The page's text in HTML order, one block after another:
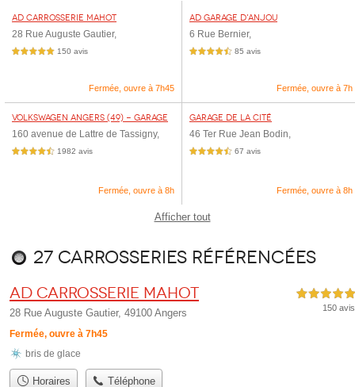
AD Carrosserie MAHOT
28 Rue Auguste Gautier,
5,0 étoiles sur 5 150 avis
Fermée, ouvre à 7h45
AD Garage d'ANJOU
6 Rue Bernier,
4,5 étoiles sur 5 85 avis
Fermée, ouvre à 7h
Volkswagen Angers (49) - Garage
Moderne
160 avenue de Lattre de Tassigny,
4,5 étoiles sur 5 1982 avis
Fermée, ouvre à 8h
Garage de la Cité
46 Ter Rue Jean Bodin,
4,5 étoiles sur 5 67 avis
Fermée, ouvre à 8h
Afficher tout
27 carrosseries référencées
AD Carrosserie MAHOT
28 Rue Auguste Gautier, 49100 Angers
Fermée, ouvre à 7h45
5,0 étoiles sur 5
150 avis
bris de glace
Horaires Téléphone